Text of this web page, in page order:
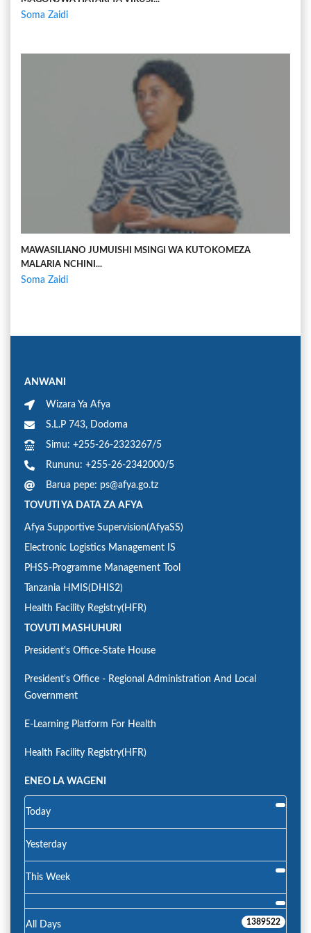
Soma Zaidi
MAWASILIANO JUMUISHI MSINGI WA KUTOKOMEZA
MALARIA NCHINI...
Soma Zaidi
ANWANI
Wizara Ya Afya
S.L.P 743, Dodoma
Simu: +255-26-2323267/5
Rununu: +255-26-2342000/5
Barua pepe: ps@afya.go.tz
TOVUTI YA DATA ZA AFYA
Afya Supportive Supervision(AfyaSS)
Electronic Logistics Management IS
PHSS-Programme Management Tool
Tanzania HMIS(DHIS2)
Health Facility Registry(HFR)
TOVUTI MASHUHURI
President's Office-State House
President's Office - Regional Administration And Local
Government
E-Learning Platform For Health
Health Facility Registry(HFR)
ENEO LA WAGENI
Today
Yesterday
This Week
All Days 1389522